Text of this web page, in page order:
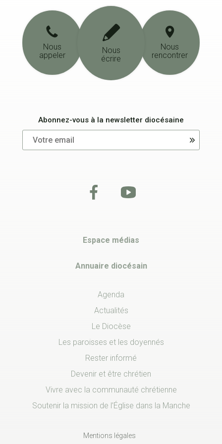
Nous
appeler
Nous
écrire
Nous
rencontrer
Abonnez-vous à la newsletter diocésaine
Espace médias
Annuaire diocésain
Agenda
Actualités
Le Diocèse
Les paroisses et les doyennés
Rester informé
Devenir et être chrétien
Vivre avec la communauté chrétienne
Soutenir la mission de l’Église dans la Manche
Mentions légales